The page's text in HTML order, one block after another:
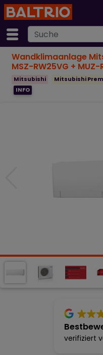
Wandklimaanlage
MSZ-RW25VG +
Mitsubishi
Mitsubishi
INFO
verifiziert